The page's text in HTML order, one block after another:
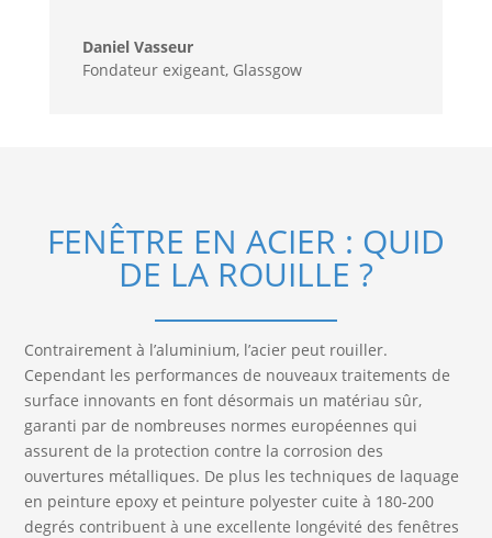
Daniel Vasseur
Fondateur exigeant, Glassgow
FENÊTRE EN ACIER : QUID
DE LA ROUILLE ?
Contrairement à l’aluminium, l’acier peut rouiller.
Cependant les performances de nouveaux traitements de
surface innovants en font désormais un matériau sûr,
garanti par de nombreuses normes européennes qui
assurent de la protection contre la corrosion des
ouvertures métalliques. De plus les techniques de laquage
en peinture epoxy et peinture polyester cuite à 180-200
degrés contribuent à une excellente longévité des fenêtres